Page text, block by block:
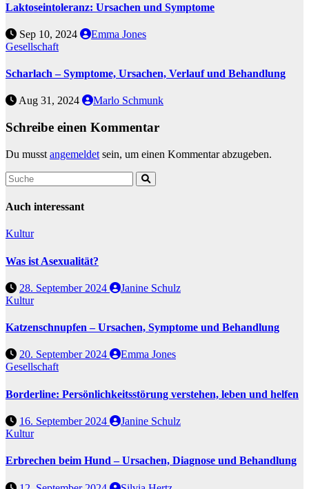
Laktoseintoleranz: Ursachen und Symptome
Sep 10, 2024
Emma Jones
Gesellschaft
Scharlach – Symptome, Ursachen, Verlauf und Behandlung
Aug 31, 2024 Marlo Schmunk
Schreibe einen Kommentar
Du musst angemeldet sein, um einen Kommentar abzugeben.
Auch interessant
Kultur
Was ist Asexualität?
28. September 2024
Janine Schulz
Kultur
Katzenschnupfen – Ursachen, Symptome und Behandlung
20. September 2024
Emma Jones
Gesellschaft
Borderline: Persönlichkeitsstörung verstehen, leben und helfen
16. September 2024
Janine Schulz
Kultur
Erbrechen beim Hund – Ursachen, Diagnose und Behandlung